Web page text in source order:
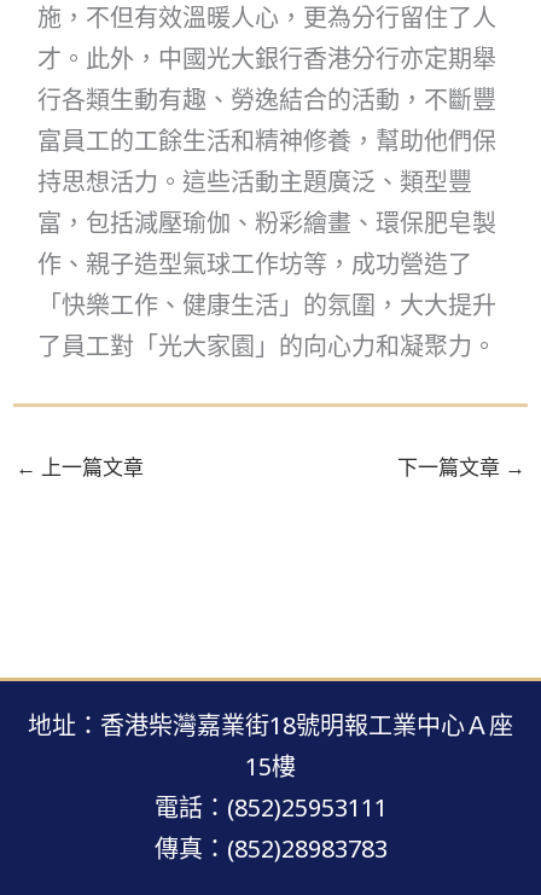
施，不但有效溫暖人心，更為分行留住了人
才。此外，中國光大銀行香港分行亦定期舉
行各類生動有趣、勞逸結合的活動，不斷豐
富員工的工餘生活和精神修養，幫助他們保
持思想活力。這些活動主題廣泛、類型豐
富，包括減壓瑜伽、粉彩繪畫、環保肥皂製
作、親子造型氣球工作坊等，成功營造了
「快樂工作、健康生活」的氛圍，大大提升
了員工對「光大家園」的向心力和凝聚力。
← 上一篇文章 下一篇文章 →
地址：香港柴灣嘉業街18號明報工業中心Ａ座
15樓
電話：(852)25953111
傳真：(852)28983783